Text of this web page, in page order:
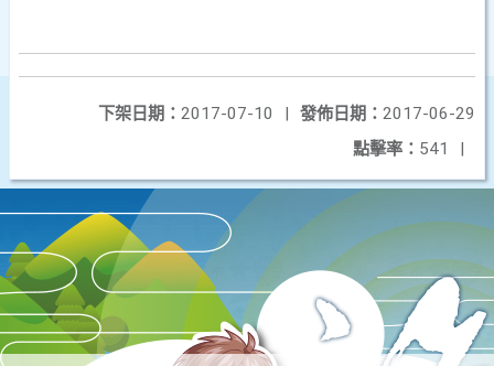
發佈日期： 2017-06-29
下架日期： 2017-07-10
|
點擊率： 541 |